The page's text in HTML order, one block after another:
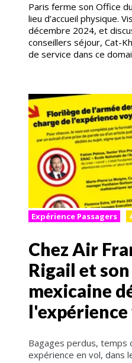
Paris ferme son Office
lieu d’accueil physique.
décembre 2024, et
conseillers séjour, Cat-
de service dans ce
Expérience Passagers
Chez Air
Rigail et
mexicaine
Bagages perdus,
expérience en vol, dans